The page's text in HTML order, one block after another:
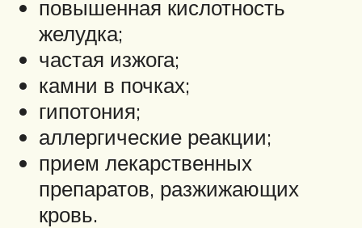
повышенная кислотность
желудка;
частая изжога;
камни в почках;
гипотония;
аллергические реакции;
прием лекарственных
препаратов, разжижающих
кровь.